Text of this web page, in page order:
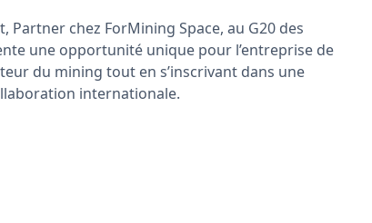
Partner chez ForMining Space, au G20 des
une opportunité unique pour l’entreprise de
du mining tout en s’inscrivant dans une
internationale.